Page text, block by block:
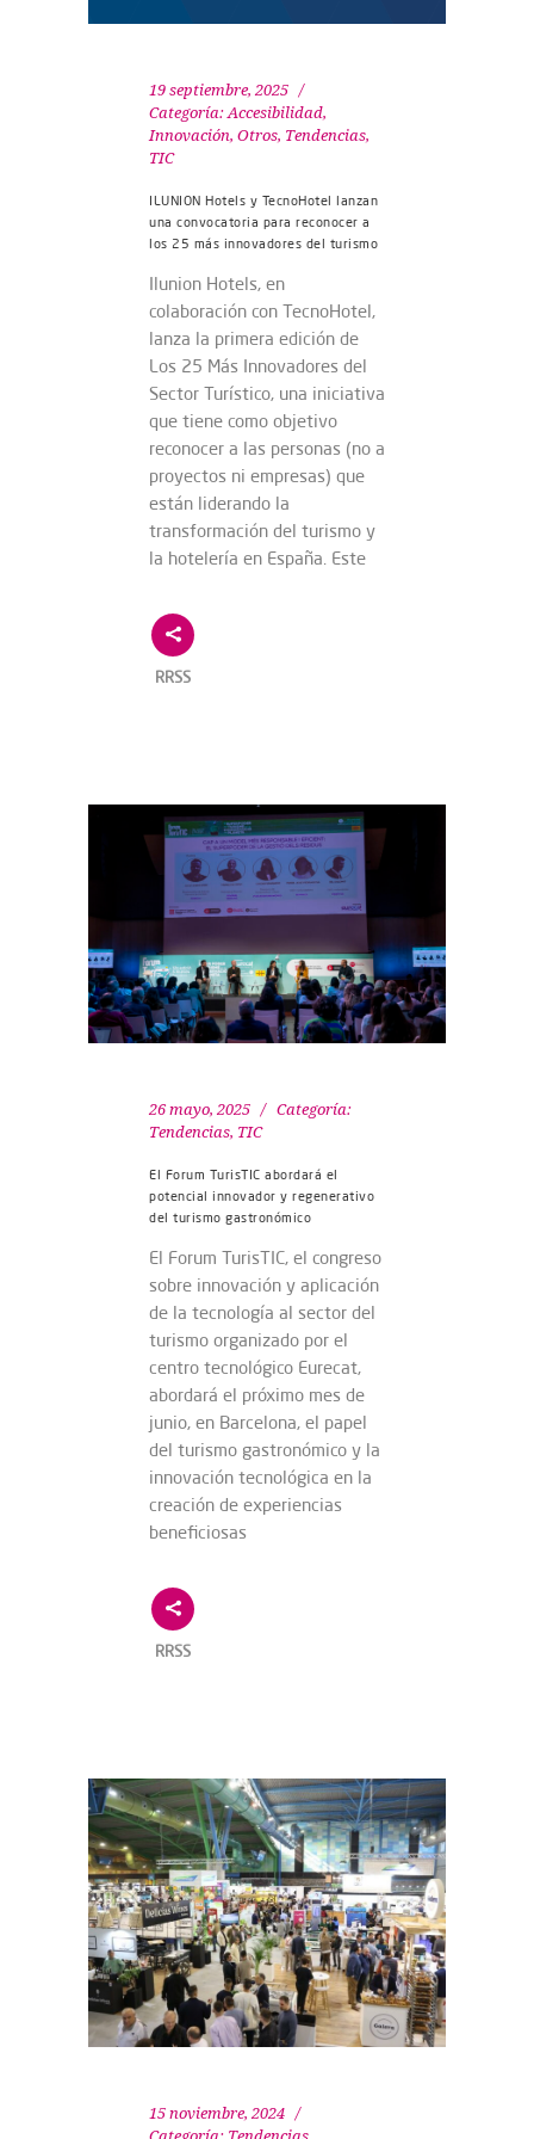
19 septiembre, 2025
Categoría: Accesibilidad,
Innovación, Otros, Tendencias,
TIC
ILUNION Hotels y TecnoHotel lanzan
una convocatoria para reconocer a
los 25 más innovadores del turismo
Ilunion Hotels, en
colaboración con TecnoHotel,
lanza la primera edición de
Los 25 Más Innovadores del
Sector Turístico, una iniciativa
que tiene como objetivo
reconocer a las personas (no a
proyectos ni empresas) que
están liderando la
transformación del turismo y
la hotelería en España. Este
RRSS
26 mayo, 2025
Categoría:
Tendencias, TIC
El Forum TurisTIC abordará el
potencial innovador y regenerativo
del turismo gastronómico
El Forum TurisTIC, el congreso
sobre innovación y aplicación
de la tecnología al sector del
turismo organizado por el
centro tecnológico Eurecat,
abordará el próximo mes de
junio, en Barcelona, el papel
del turismo gastronómico y la
innovación tecnológica en la
creación de experiencias
beneficiosas
RRSS
15 noviembre, 2024